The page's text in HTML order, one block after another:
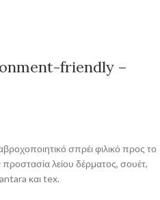
friendly –
σπρέι φιλικό προς το
προστασία λείου δέρματος, σουέτ,
και tex.